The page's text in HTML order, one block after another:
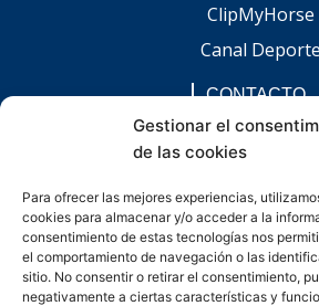
Gestionar el
de las cookies
Para ofrecer las mejores experiencias,
cookies para almacenar y/o acceder a la
consentimiento de estas tecnologías nos
el comportamiento de navegación o las
sitio. No consentir o retirar el consentimiento,
negativamente a ciertas características y
ClipMyHorse
Canal Deporte
CONTACTO
Presentes en todo el
F
a
c
e
b
o
I
n
s
t
a
g
L
i
n
k
e
d
E
n
v
e
l
o